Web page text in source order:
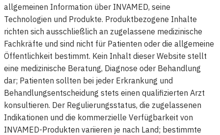
allgemeinen Information über INVAMED, seine
Technologien und Produkte. Produktbezogene Inhalte
richten sich ausschließlich an zugelassene medizinische
Fachkräfte und sind nicht für Patienten oder die allgemeine
Öffentlichkeit bestimmt. Kein Inhalt dieser Website stellt
eine medizinische Beratung, Diagnose oder Behandlung
dar; Patienten sollten bei jeder Erkrankung und
Behandlungsentscheidung stets einen qualifizierten Arzt
konsultieren. Der Regulierungsstatus, die zugelassenen
Indikationen und die kommerzielle Verfügbarkeit von
INVAMED-Produkten variieren je nach Land; bestimmte